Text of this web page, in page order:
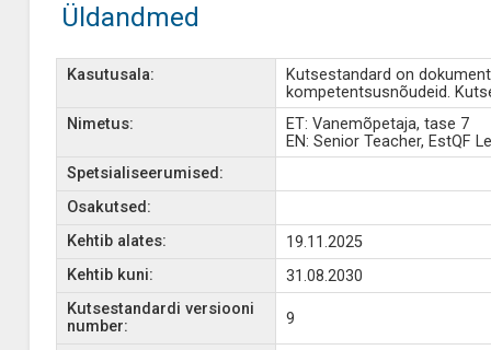
Üldandmed
Kasutusala:
Kutsestandard on
kompetentsusnõudeid.
Nimetus:
ET: Vanemõpetaja, tase 7
EN: Senior Teacher, EstQF
Spetsialiseerumised:
Osakutsed:
Kehtib alates:
19.11.2025
Kehtib kuni:
31.08.2030
Kutsestandardi versiooni
number:
9